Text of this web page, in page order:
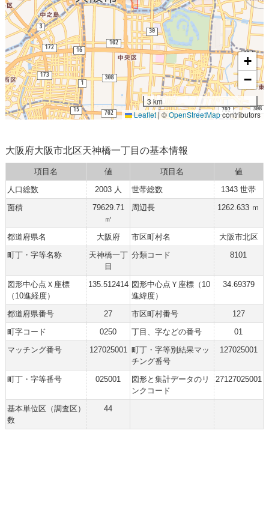
+
−
3 km
Leaflet | ©OpenStreetMapcontributors
大阪府大阪市北区天神橋一丁目の基本情報
項目名 値 項目名
値
人口総数
2003 人 世帯総数
1343 世帯
面積
79629.71
㎡
周辺長 1262.633 ｍ
都道府県名 大阪府 市区町村名
大阪市北区
町丁・字等名称
天神橋一丁
目
分類コード 8101
図形中心点Ｘ座標
（10進経度）
135.512414 図形中心点Ｙ座標（10
進緯度）
34.69379
都道府県番号 27 市区町村番号
127
町字コード
0250 丁目、字などの番号
01
マッチング番号
127025001 町丁・字等別結果マッ
チング番号
127025001
町丁・字等番号 025001
図形と集計データのリ
ンクコード
27127025001
基本単位区（調査区）
数
44